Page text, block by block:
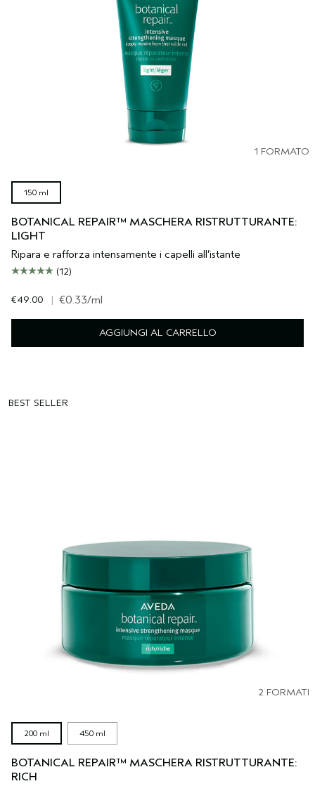
1 FORMATO
150 ml
BOTANICAL REPAIR™ MASCHERA RISTRUTTURANTE:
LIGHT
Ripara e rafforza intensamente i capelli all’istante
(12)
€49.00 | €0.33/ml
AGGIUNGI AL CARRELLO
BEST SELLER
2 FORMATI
200 ml 450 ml
BOTANICAL REPAIR™ MASCHERA RISTRUTTURANTE:
RICH